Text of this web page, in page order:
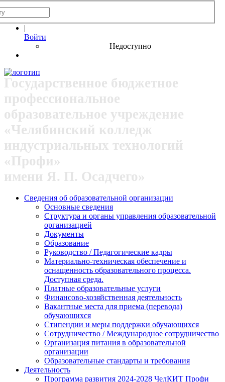
|
Войти
Недоступно
Государственное бюджетное
профессиональное
образовательное учреждение
«Челябинский колледж
индустриальных технологий
«Профи»
имени Я. П. Осадчего»
Сведения об образовательной организации
Основные сведения
Структура и органы управления образовательной
организацией
Документы
Образование
Руководство / Педагогические кадры
Материально-техническая обеспечение и
оснащенность образовательного процесса.
Доступная среда.
Платные образовательные услуги
Финансово-хозяйственная деятельность
Вакантные места для приема (перевода)
обучающихся
Стипендии и меры поддержки обучающихся
Сотрудничество / Международное сотрудничество
Организация питания в образовательной
организации
Образовательные стандарты и требования
Деятельность
Программа развития 2024-2028 ЧелКИТ Профи